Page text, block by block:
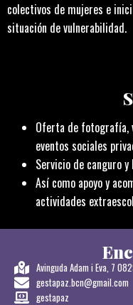
colectivos de mujeres e
situación de vulnerabilidad.
Oferta de fotografía,
eventos sociales
Servicio de canguro y
Así como apoyo y
actividades
Avinguda Adam i Eva, 7
gestapaz.bcn@gmail.com
gestapaz